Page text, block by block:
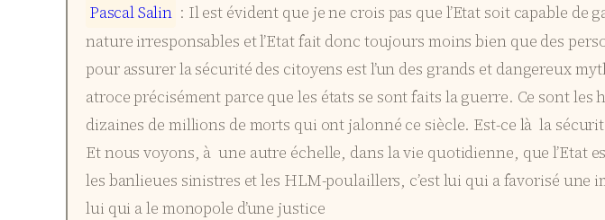
PascalSalin : Il est évident que je ne crois pas que l’Etat soit capable
nature irresponsables et l’Etat fait donc toujours moins bien que des
pour assurer la sécurité des citoyens est l’un des grands et dangereux
atroce précisément parce que les états se sont faits la guerre. Ce sont
dizaines de millions de morts qui ont jalonné ce siècle. Est-ce là la
Et nous voyons, à une autre échelle, dans la vie quotidienne, que l’Etat
les banlieues sinistres et les HLM-poulaillers, c’est lui qui a favorisé une
lui qui a le monopole d’une justice